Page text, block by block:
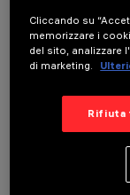
DATI
Cliccando su
memorizzare i
del sito, analizzare
di marketing.